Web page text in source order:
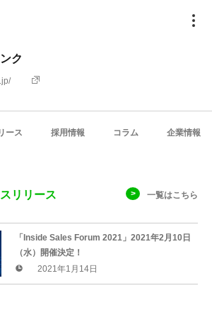
ク
ース 採用情報 コラム 企業情報
リリース 一覧はこちら
「Inside Sales Forum 2021」2021年2月10日
（水）開催決定！
2021年1月14日